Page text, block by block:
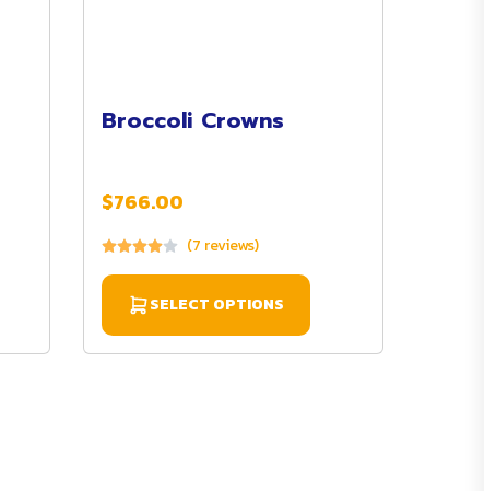
Broccoli Crowns
$766.00
(7 reviews)
SELECT OPTIONS